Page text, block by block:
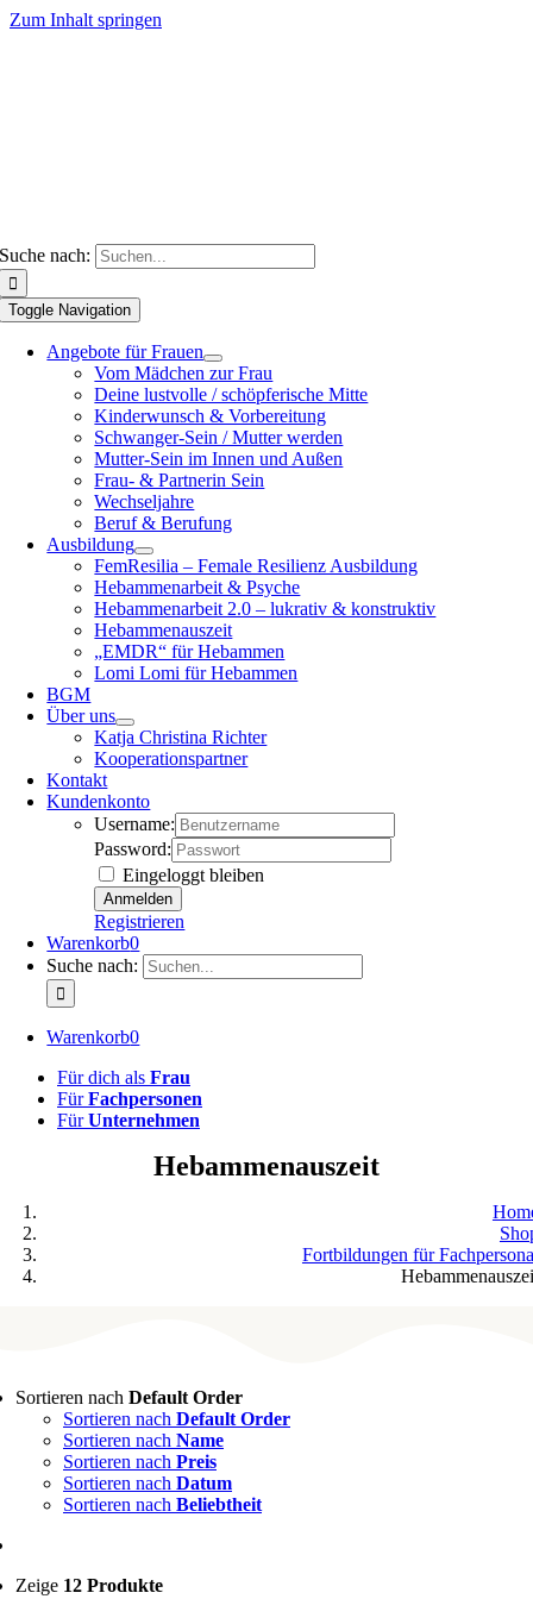
Zum Inhalt springen
Suche nach:
Toggle Navigation
Angebote für Frauen
Vom Mädchen zur Frau
Deine lustvolle / schöpferische Mitte
Kinderwunsch & Vorbereitung
Schwanger-Sein / Mutter werden
Mutter-Sein im Innen und Außen
Frau- & Partnerin Sein
Wechseljahre
Beruf & Berufung
Ausbildung
FemResilia – Female Resilienz Ausbildung
Hebammenarbeit & Psyche
Hebammenarbeit 2.0 – lukrativ & konstruktiv
Hebammenauszeit
„EMDR“ für Hebammen
Lomi Lomi für Hebammen
BGM
Über uns
Katja Christina Richter
Kooperationspartner
Kontakt
Kundenkonto
Username:
Password:
Eingeloggt bleiben
Registrieren
Warenkorb0
Suche nach:
Warenkorb0
Für dich als Frau
FürFachpersonen
FürUnternehmen
Hebammenauszeit
Fortbildungen für
Sortieren nach Default Order
Sortieren nach Default Order
Sortieren nach Name
Sortieren nach Preis
Sortieren nach Datum
Sortieren nach Beliebtheit
Zeige 12 Produkte